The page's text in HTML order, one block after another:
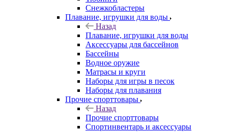
Снежкобластеры
Плавание, игрушки для воды
Назад
Плавание, игрушки для воды
Аксессуары для бассейнов
Бассейны
Водное оружие
Матрасы и круги
Наборы для игры в песок
Наборы для плавания
Прочие спорттовары
Назад
Прочие спорттовары
Спортинвентарь и аксессуары